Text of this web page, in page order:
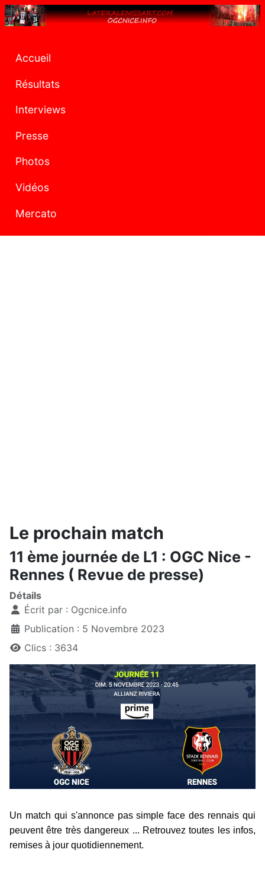
Accueil
Résultats
Interviews
Presse
Photos
Vidéos
Mercato
Le prochain match
11 ème journée de L1 : OGC Nice -
Rennes ( Revue de presse)
Détails
Écrit par : Ogcnice.info
Publication : 5 Novembre 2023
Clics : 3634
Un match qui s'annonce pas simple face des rennais qui
peuvent être très dangereux ... Retrouvez toutes les infos,
remises à jour quotidiennement.